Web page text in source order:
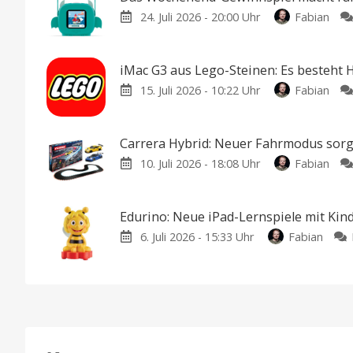
24. Juli 2026 - 20:00 Uhr Fabian
iMac G3 aus Lego-Steinen: Es besteht
15. Juli 2026 - 10:22 Uhr Fabian
Carrera Hybrid: Neuer Fahrmodus
10. Juli 2026 - 18:08 Uhr Fabian
Edurino: Neue iPad-Lernspiele mit
6. Juli 2026 - 15:33 Uhr Fabian